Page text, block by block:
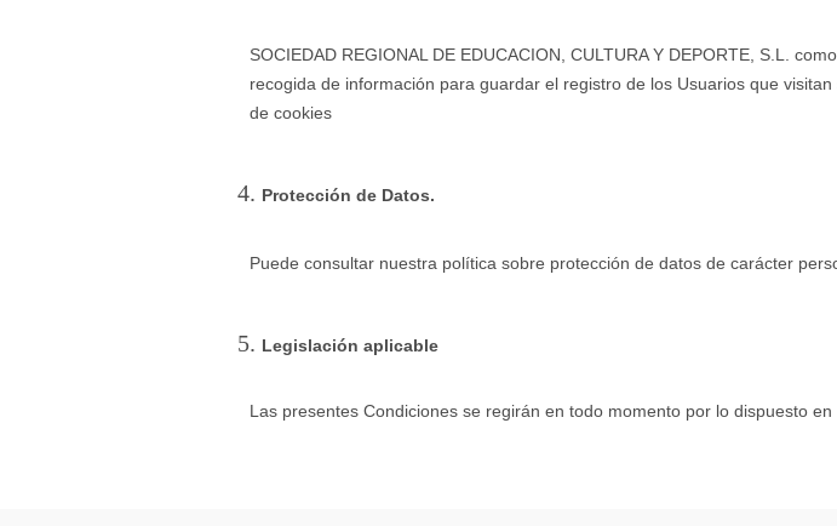
SOCIEDAD REGIONAL DE EDUCACION, CULTURA Y DEPORTE, S.L.
recogida de información para guardar el registro de los Usuarios que visitan
de cookies
Protección de Datos.
Puede consultar nuestra política sobre protección de datos de carácter
Legislación aplicable
Las presentes Condiciones se regirán en todo momento por lo dispuesto en